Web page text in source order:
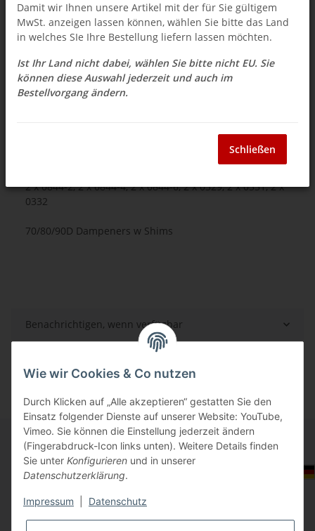
Momentan nicht verfügbar Frage zum Artikel
Beschreibung
2 x 0844-2, 2 x 0844-4, 2 x 0844-6, 2 x 0329, 2 x 0331, 2 x
0332
70/80/90D Dampeners w Shims
Benachrichtigen, wenn verfügbar
Informationen
Gesetzliche Informationen
Wie wir Cookies & Co nutzen
Durch Klicken auf „Alle akzeptieren“ gestatten Sie den
Einsatz folgender Dienste auf unserer Website: YouTube,
Vimeo. Sie können die Einstellung jederzeit ändern
(Fingerabdruck-Icon links unten). Weitere Details finden
Sie unter Konfigurieren und in unserer
Datenschutzerklärung.
Impressum Datenschutz
Damit wir Ihnen unsere Artikel mit der für Sie gültigem
MwSt. anzeigen lassen können, wählen Sie bitte das Land
in welches SIe Ihre Bestellung liefern lassen möchten.
Ist Ihr Land nicht dabei, wählen Sie bitte nicht EU. Sie
können diese Auswahl jederzeit und auch im
Bestellvorgang ändern.
Schließen